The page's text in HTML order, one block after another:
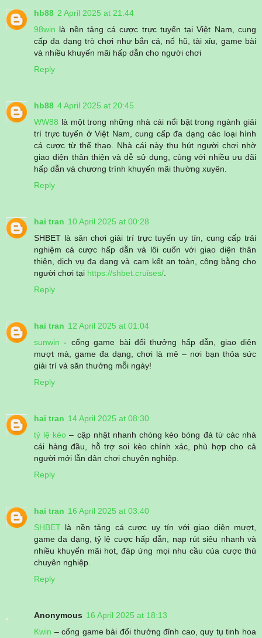
hb88 2 April 2025 at 21:44
98win là nền tảng cá cược trực tuyến tại Việt Nam, cung
cấp đa dạng trò chơi như bắn cá, nổ hũ, tài xỉu, game bài
và nhiều khuyến mãi hấp dẫn cho người chơi
Reply
hb88 4 April 2025 at 20:45
WW88 là một trong những nhà cái nổi bật trong ngành giải
trí trực tuyến ở Việt Nam, cung cấp đa dạng các loại hình
cá cược từ thể thao. Nhà cái này thu hút người chơi nhờ
giao diện thân thiện và dễ sử dụng, cùng với nhiều ưu đãi
hấp dẫn và chương trình khuyến mãi thường xuyên.
Reply
hai tran 10 April 2025 at 00:28
SHBET là sân chơi giải trí trực tuyến uy tín, cung cấp trải
nghiệm cá cược hấp dẫn và lôi cuốn với giao diện thân
thiện, dịch vụ đa dạng và cam kết an toàn, công bằng cho
người chơi tại https://shbet.cruises/.
Reply
hai tran 12 April 2025 at 01:04
sunwin - cổng game bài đổi thưởng hấp dẫn, giao diện
mượt mà, game đa dạng, chơi là mê – nơi bạn thỏa sức
giải trí và săn thưởng mỗi ngày!
Reply
hai tran 14 April 2025 at 08:30
tỷ lệ kèo – cập nhật nhanh chóng kèo bóng đá từ các nhà
cái hàng đầu, hỗ trợ soi kèo chính xác, phù hợp cho cả
người mới lẫn dân chơi chuyên nghiệp.
Reply
hai tran 16 April 2025 at 03:40
SHBET là nền tảng cá cược uy tín với giao diện mượt,
game đa dạng, tỷ lệ cược hấp dẫn, nạp rút siêu nhanh và
nhiều khuyến mãi hot, đáp ứng mọi nhu cầu của cược thủ
chuyên nghiệp.
Reply
Anonymous 16 April 2025 at 18:13
Kwin – cổng game bài đổi thưởng đỉnh cao, quy tụ tinh hoa